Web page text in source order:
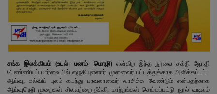
Language
English Tamil
சங்க இலக்கியம் (உடல்- மனம்- மொழி)என்கிற இந்த நூலை சக்தி ஜோதி
பெண்ணியப் பார்வையில் எழுதியுள்ளார். முனைவர் பட்டத்துக்காக அளிக்கப்பட்ட
ஆய்வு, கல்விப் புலம் கடந்து பரவலானவர் வாசிக்க வேண்டும் என்பதற்காக
ஆய்வுநெறி முறைகள் சிலவற்றை நீக்கி, மாற்றங்கள் செய்யப்பட்டு நூல் வடிவம்